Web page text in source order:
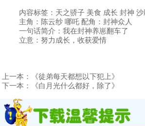
内容标签：天之骄子 美食 成长 封神 沙
主角：陈云纱 哪吒 配角：封神众人
一句话简介：我在封神养崽翻车了
立意：努力成长，收获爱情
上一本：
《徒弟每天都想以下犯上》
下一本：
《白月光什么都好，除了》